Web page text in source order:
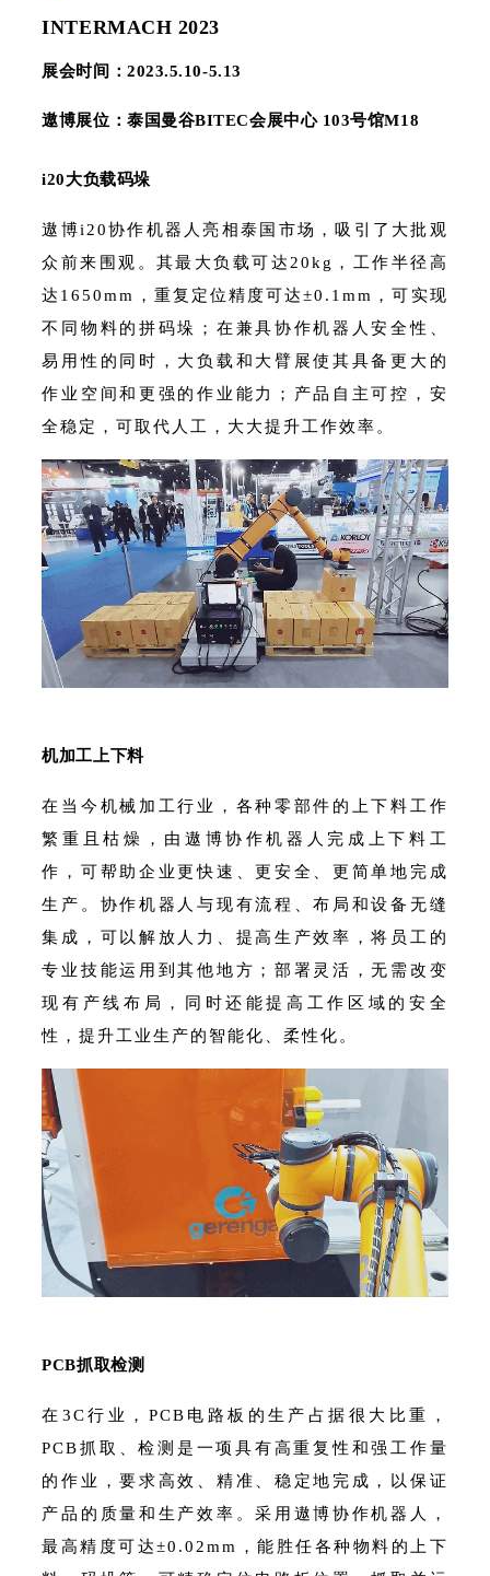
INTERMACH 2023
展会时间：2023.5.10-5.13
遨博展位：泰国曼谷BITEC会展中心 103号馆M18
i20大负载码垛
遨博i20协作机器人亮相泰国市场，吸引了大批观
众前来围观。其最大负载可达20kg，工作半径高
达1650mm，重复定位精度可达±0.1mm，可实现
不同物料的拼码垛；在兼具协作机器人安全性、
易用性的同时，大负载和大臂展使其具备更大的
作业空间和更强的作业能力；产品自主可控，安
全稳定，可取代人工，大大提升工作效率。
机加工上下料
在当今机械加工行业，各种零部件的上下料工作
繁重且枯燥，由遨博协作机器人完成上下料工
作，可帮助企业更快速、更安全、更简单地完成
生产。协作机器人与现有流程、布局和设备无缝
集成，可以解放人力、提高生产效率，将员工的
专业技能运用到其他地方；部署灵活，无需改变
现有产线布局，同时还能提高工作区域的安全
性，提升工业生产的智能化、柔性化。
PCB抓取检测
在3C行业，PCB电路板的生产占据很大比重，
PCB抓取、检测是一项具有高重复性和强工作量
的作业，要求高效、精准、稳定地完成，以保证
产品的质量和生产效率。采用遨博协作机器人，
最高精度可达±0.02mm，能胜任各种物料的上下